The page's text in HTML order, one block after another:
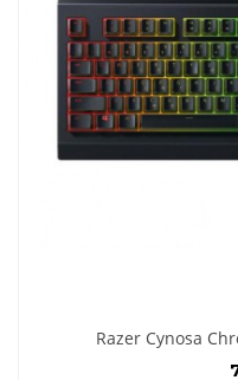
Razer Cynosa